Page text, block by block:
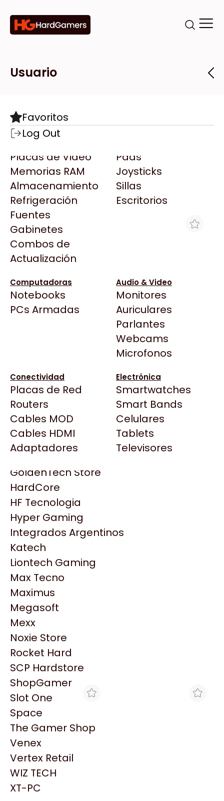
Categorías
Componentes
Motherboards
Microprocesadores
Placas de Video
Memorias RAM
Almacenamiento
Refrigeración
Fuentes
Gabinetes
Combos de
Actualización
Pads
Joysticks
Sillas
Escritorios
Computadoras
Notebooks
PCs Armadas
Audio & Video
Monitores
Auriculares
Parlantes
Webcams
Microfonos
Conectividad
Placas de Red
Routers
Cables MOD
Cables HDMI
Adaptadores
Electrónica
Smartwatches
Smart Bands
Celulares
Tablets
Televisores
Marcas
Todas las Marcas
AMD
AULA
Acer
Adata
AeroCool
Antec
Arkham
Asrock
BenQ
CX
Cooler Master
Deepcool
Dell
EVGA
Gamemax
Genesis
Genius
HP
HyperX
INNO3D
Intel
Kingston
Lenovo
Logitech
MSI
NVIDIA GeForce
NZXT
PNY
Palit
Philips
PowerColor
Razer
Redragon
Samsung
Sandisk
Sapphire
Seagate
Sentey
Solarmax
Tiendas
Destacadas
Todas las Tiendas
Click Gaming
Compufan Store
Dinobyte
Full H4rd
Gaming City
Gezatek
GoldenTech Store
HardCore
HF Tecnologia
Hyper Gaming
Integrados Argentinos
Katech
Liontech Gaming
Max Tecno
Maximus
Megasoft
Mexx
Noxie Store
Rocket Hard
SCP Hardstore
ShopGamer
Slot One
Space
The Gamer Shop
Venex
Vertex Retail
WIZ TECH
XT-PC
Usuario
Favoritos
Log Out
PROCESADOR INTEL CORE ULTRA 7
265K 3.9 GHZ 30MB LGA1851
$652.865
Ver producto en la página de BracaTech
Productos
Similares
Explorá más productos similares
GAMING POINT
PROCESADOR INTEL
GHZ 30MB LGA1851
$671.114